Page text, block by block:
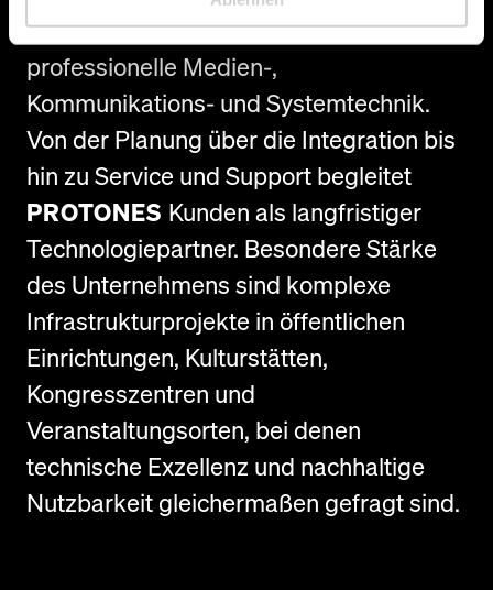
PROTONESist Spezialist für
professionelle Medien-,
Kommunikations- und Systemtechnik.
Von der Planung über die Integration bis
hin zu Service und Support begleitet
PROTONES Kunden als langfristiger
Technologiepartner. Besondere Stärke
des Unternehmens sind komplexe
Infrastrukturprojekte in öffentlichen
Einrichtungen, Kulturstätten,
Kongresszentren und
Veranstaltungsorten, bei denen
technische Exzellenz und nachhaltige
Nutzbarkeit gleichermaßen gefragt sind.